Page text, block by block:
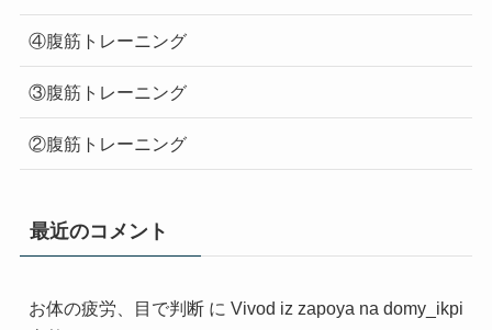
④腹筋トレーニング
③腹筋トレーニング
②腹筋トレーニング
最近のコメント
お体の疲労、目で判断に Vivod iz zapoya na domy_ikpi